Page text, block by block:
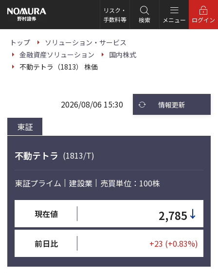
の
ー
リスク・
手数料等
検索 メニュー ログイン
トップ
ソリューション・サービス
金融資産ソリューション
国内株式
不動テトラ（1813） 株価
東証
2026/08/06 15:30 情報更新
不動テトラ (1813/T)
東証プライム 建設業 売買単位：100株
現在値 2,785 ↓
前日比 +23 (+0.83%)